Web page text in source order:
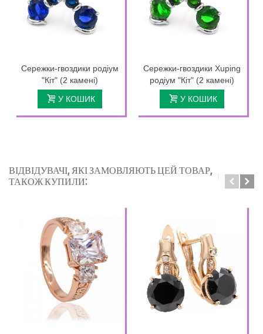
Сережки-гвоздики родіум
"Кіт" (2 камені)
У КОШИК
Сережки-гвоздики Xuping
родіум "Кіт" (2 камені)
У КОШИК
ВІДВІДУВАЧІ, ЯКІ ЗАМОВЛЯЮТЬ ЦЕЙ ТОВАР,
ТАКОЖ КУПИЛИ: